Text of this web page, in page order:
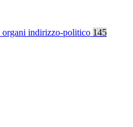
organi indirizzo-politico 145